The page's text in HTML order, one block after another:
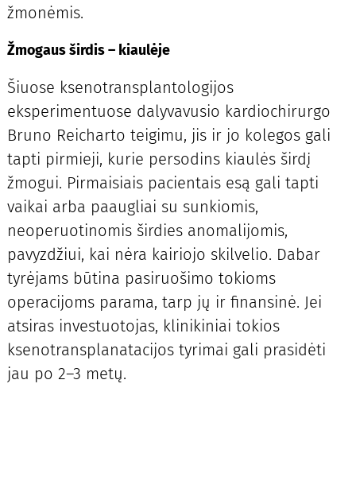
žmonėmis.
Žmogaus širdis – kiaulėje
Šiuose ksenotransplantologijos
eksperimentuose dalyvavusio kardiochirurgo
Bruno Reicharto teigimu, jis ir jo kolegos gali
tapti pirmieji, kurie persodins kiaulės širdį
žmogui. Pirmaisiais pacientais esą gali tapti
vaikai arba paaugliai su sunkiomis,
neoperuotinomis širdies anomalijomis,
pavyzdžiui, kai nėra kairiojo skilvelio. Dabar
tyrėjams būtina pasiruošimo tokioms
operacijoms parama, tarp jų ir finansinė. Jei
atsiras investuotojas, klinikiniai tokios
ksenotransplanatacijos tyrimai gali prasidėti
jau po 2–3 metų.